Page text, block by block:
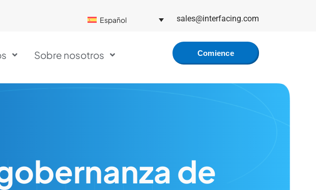
Español sales@interfacing.com
Sobre nosotros Comience
de